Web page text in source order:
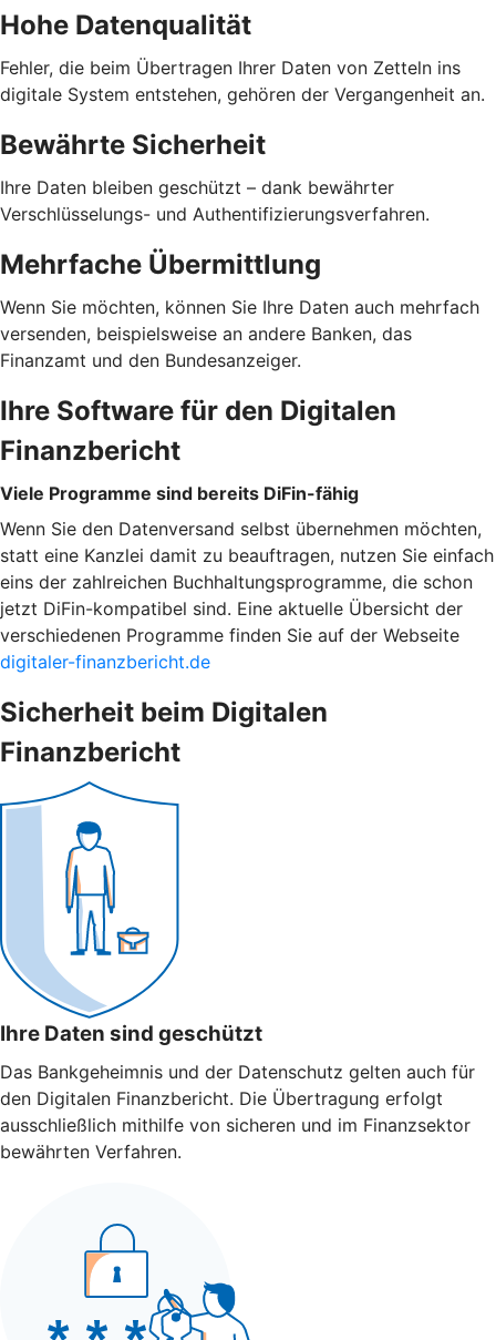
Hohe Datenqualität
Fehler, die beim Übertragen Ihrer Daten von Zetteln ins
digitale System entstehen, gehören der Vergangenheit an.
Bewährte Sicherheit
Ihre Daten bleiben geschützt – dank bewährter
Verschlüsselungs- und Authentifizierungsverfahren.
Mehrfache Übermittlung
Wenn Sie möchten, können Sie Ihre Daten auch mehrfach
versenden, beispielsweise an andere Banken, das
Finanzamt und den Bundesanzeiger.
Ihre Software für den Digitalen
Finanzbericht
Viele Programme sind bereits DiFin-fähig
Wenn Sie den Datenversand selbst übernehmen möchten,
statt eine Kanzlei damit zu beauftragen, nutzen Sie einfach
eins der zahlreichen Buchhaltungsprogramme, die schon
jetzt DiFin-kompatibel sind. Eine aktuelle Übersicht der
verschiedenen Programme finden Sie auf der Webseite
digitaler-finanzbericht.de
Sicherheit beim Digitalen
Finanzbericht
Ihre Daten sind geschützt
Das Bankgeheimnis und der Datenschutz gelten auch für
den Digitalen Finanzbericht. Die Übertragung erfolgt
ausschließlich mithilfe von sicheren und im Finanzsektor
bewährten Verfahren.